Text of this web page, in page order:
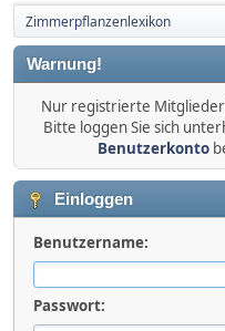
Zimmerpflanzenlexikon
Warnung!
Nur registrierte
Bitte loggen Sie sich
Benutzerkonto
Einloggen
Benutzername:
Passwort: